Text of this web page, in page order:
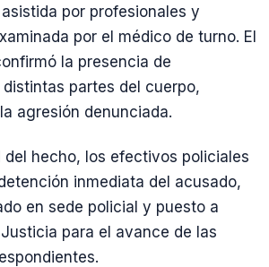
por profesionales y
por el médico de turno. El
la presencia de
partes del cuerpo,
agresión denunciada.
hecho, los efectivos policiales
inmediata del acusado,
en sede policial y puesto a
para el avance de las